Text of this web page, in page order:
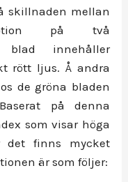
skillnaden mellan
på två
blad innehåller
rött ljus. Å andra
de gröna bladen
på denna
som visar höga
det finns mycket
är som följer: